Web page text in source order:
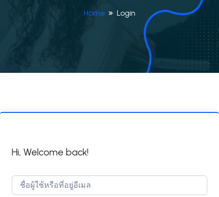
Home Login
Hi, Welcome back!